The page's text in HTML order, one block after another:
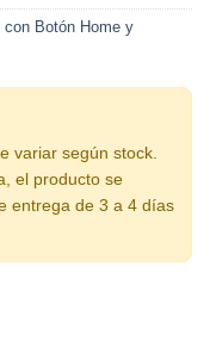
Botón Home y
variar según stock.
el producto se
entrega de 3 a 4 días